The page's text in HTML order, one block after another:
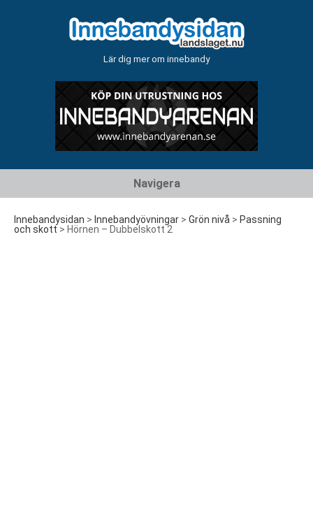
Lär dig mer om innebandy
Navigera
Innebandysidan > Innebandyövningar > Grön nivå > Passning
och skott > Hörnen – Dubbelskott 2